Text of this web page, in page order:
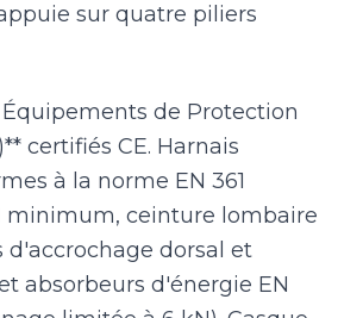
sur quatre piliers
de Protection
certifiés CE. Harnais
à la norme EN 361
minimum, ceinture lombaire
d'accrochage dorsal et
absorbeurs d'énergie EN